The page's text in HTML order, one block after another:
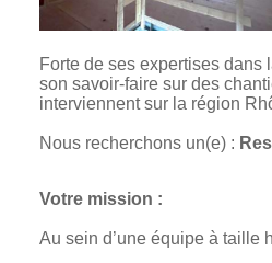
Forte de ses expertises
son savoir-faire sur des
interviennent sur la région
Nous recherchons un(e) :
Votre mission :
Au sein d’une équipe à taille